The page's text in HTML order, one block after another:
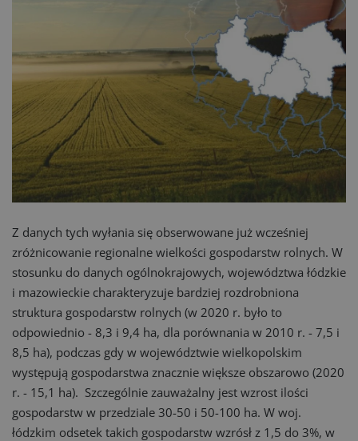
Z danych tych wyłania się obserwowane już wcześniej
zróżnicowanie regionalne wielkości gospodarstw rolnych. W
stosunku do danych ogólnokrajowych, województwa łódzkie
i mazowieckie charakteryzuje bardziej rozdrobniona
struktura gospodarstw rolnych (w 2020 r. było to
odpowiednio - 8,3 i 9,4 ha, dla porównania w 2010 r. - 7,5 i
8,5 ha), podczas gdy w województwie wielkopolskim
występują gospodarstwa znacznie większe obszarowo (2020
r. - 15,1 ha). Szczególnie zauważalny jest wzrost ilości
gospodarstw w przedziale 30-50 i 50-100 ha. W woj.
łódzkim odsetek takich gospodarstw wzrósł z 1,5 do 3%, w